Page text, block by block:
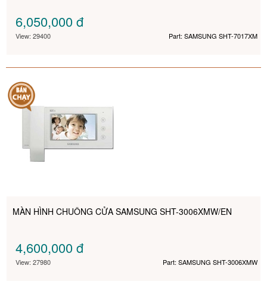
6,050,000đ
View: 29400 Part: SAMSUNG SHT-7017XM
MÀN HÌNH CHUÔNG CỬA SAMSUNG SHT-3006XMW/EN
4,600,000đ
View: 27980 Part: SAMSUNG SHT-3006XMW